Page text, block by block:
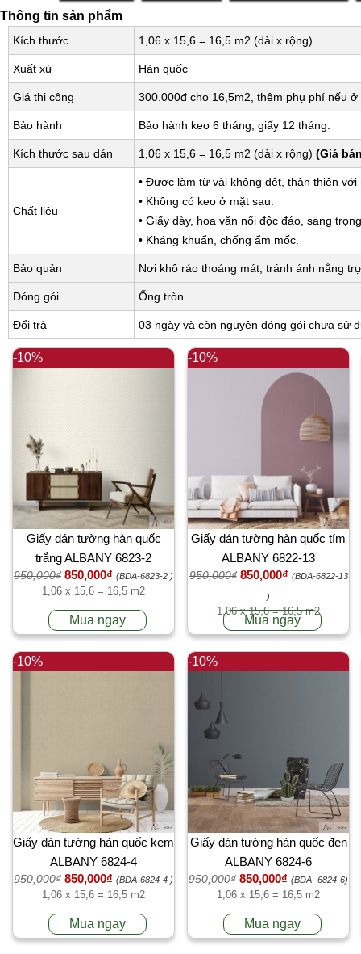
Thông tin sản phẩm
Kích thước 1,06 x 15,6 = 16,5 m2 (dài x rộng)
Xuất xứ Hàn quốc
Giá thi công 300.000đ cho 16,5m2, thêm phụ phí nếu
Bảo hành Bảo hành keo 6 tháng, giấy 12 tháng.
Kích thước sau dán 1,06 x 15,6 = 16,5 m2 (dài x rộng) (Giá
Chất liệu
• Được làm từ vải không dệt, thân thiện
• Không có keo ở mặt sau.
• Giấy dày, hoa văn nổi độc đáo, sang
• Kháng khuẩn, chống ẩm mốc.
Bảo quản Nơi khô ráo thoáng mát, tránh ánh nắng
Đóng gói Ống tròn
Đổi trả 03 ngày và còn nguyên đóng gói chưa sử
-10%
Giấy dán tường hàn quốc
trắng ALBANY 6823-2
950,000₫ 850,000₫ (BDA-6823-2 )
1,06 x 15,6 = 16,5 m2
Mua ngay
-10%
Giấy dán tường hàn quốc tím
ALBANY 6822-13
950,000₫ 850,000₫ (BDA-6822-13
)
1,06 x 15,6 = 16,5 m2
Mua ngay
-10%
Giấy dán tường hàn quốc kem
ALBANY 6824-4
950,000₫ 850,000₫ (BDA-6824-4 )
1,06 x 15,6 = 16,5 m2
Mua ngay
-10%
Giấy dán tường hàn quốc đen
ALBANY 6824-6
950,000₫ 850,000₫ (BDA- 6824-6)
1,06 x 15,6 = 16,5 m2
Mua ngay